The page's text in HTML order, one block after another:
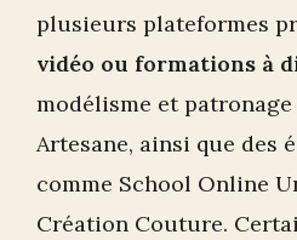
plusieurs plateformes
vidéo ou formations à
modélisme et patronage
Artesane, ainsi que des
comme School Online
Création Couture.